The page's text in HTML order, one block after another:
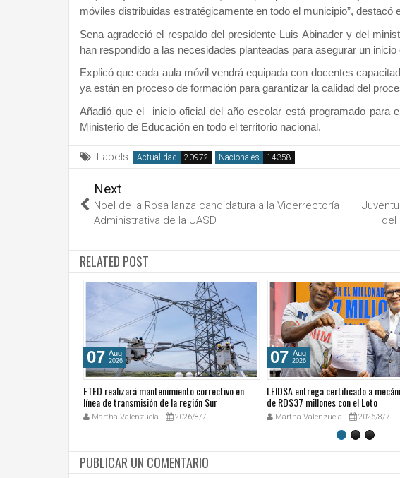
móviles distribuidas estratégicamente en todo el municipio”, destacó
Sena agradeció el respaldo del presidente Luis Abinader y del
han respondido a las necesidades planteadas para asegurar un
Explicó que cada aula móvil vendrá equipada con docentes
ya están en proceso de formación para garantizar la calidad del
Añadió que el inicio oficial del año escolar está programado para
Ministerio de Educación en todo el territorio nacional.
Labels: Actualidad Nacionales
Next
Noel de la Rosa lanza candidatura a la Vicerrectoría
Administrativa de la UASD
del
RELATED POST
07 Aug
2026
ETED realizará mantenimiento correctivo en
línea de transmisión de la región Sur
Martha Valenzuela 2026/8/7
07 Aug
2026
LEIDSA entrega certificado a
de RD$37 millones con el Loto
Martha Valenzuela 2026/8/7
PUBLICAR UN COMENTARIO